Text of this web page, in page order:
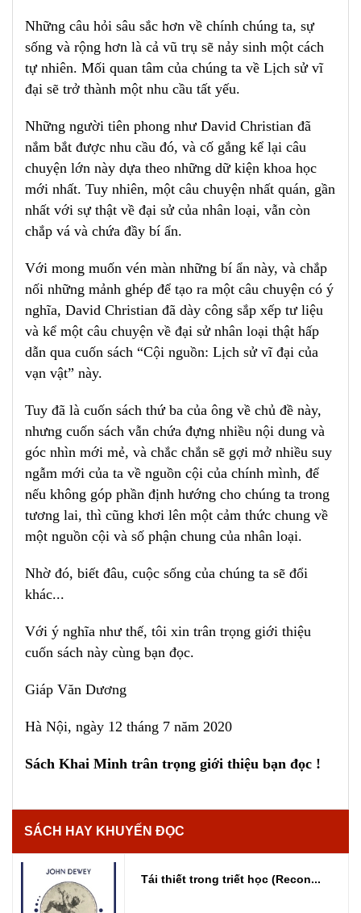
Những câu hỏi sâu sắc hơn về chính chúng ta, sự
sống và rộng hơn là cả vũ trụ sẽ nảy sinh một cách
tự nhiên. Mối quan tâm của chúng ta về Lịch sử vĩ
đại sẽ trở thành một nhu cầu tất yếu.
Những người tiên phong như David Christian đã
nắm bắt được nhu cầu đó, và cố gắng kể lại câu
chuyện lớn này dựa theo những dữ kiện khoa học
mới nhất. Tuy nhiên, một câu chuyện nhất quán, gần
nhất với sự thật về đại sử của nhân loại, vẫn còn
chắp vá và chứa đầy bí ẩn.
Với mong muốn vén màn những bí ẩn này, và chắp
nối những mảnh ghép để tạo ra một câu chuyện có ý
nghĩa, David Christian đã dày công sắp xếp tư liệu
và kể một câu chuyện về đại sử nhân loại thật hấp
dẫn qua cuốn sách “Cội nguồn: Lịch sử vĩ đại của
vạn vật” này.
Tuy đã là cuốn sách thứ ba của ông về chủ đề này,
nhưng cuốn sách vẫn chứa đựng nhiều nội dung và
góc nhìn mới mẻ, và chắc chắn sẽ gợi mở nhiều suy
ngẫm mới của ta về nguồn cội của chính mình, để
nếu không góp phần định hướng cho chúng ta trong
tương lai, thì cũng khơi lên một cảm thức chung về
một nguồn cội và số phận chung của nhân loại.
Nhờ đó, biết đâu, cuộc sống của chúng ta sẽ đổi
khác...
Với ý nghĩa như thế, tôi xin trân trọng giới thiệu
cuốn sách này cùng bạn đọc.
Giáp Văn Dương
Hà Nội, ngày 12 tháng 7 năm 2020
Sách Khai Minh trân trọng giới thiệu bạn đọc !
SÁCH HAY KHUYẾN ĐỌC
Tái thiết trong triết học (Recon...